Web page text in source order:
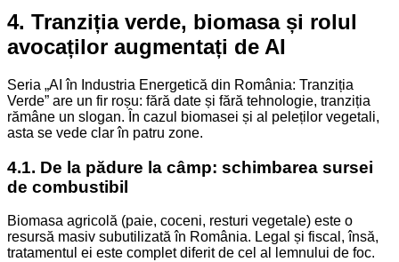
4. Tranziția verde, biomasa și rolul
avocaților augmentați de AI
Seria „AI în Industria Energetică din România: Tranziția
Verde” are un fir roșu: fără date și fără tehnologie, tranziția
rămâne un slogan. În cazul biomasei și al peleților vegetali,
asta se vede clar în patru zone.
4.1. De la pădure la câmp: schimbarea sursei
de combustibil
Biomasa agricolă (paie, coceni, resturi vegetale) este o
resursă masiv subutilizată în România. Legal și fiscal, însă,
tratamentul ei este complet diferit de cel al lemnului de foc.